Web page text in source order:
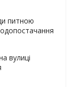
питною
вулиці